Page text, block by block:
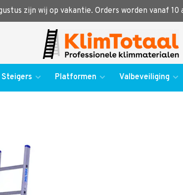
zijn wij op vakantie. Orders worden vanaf
Steigers Platformen Valbeveiliging